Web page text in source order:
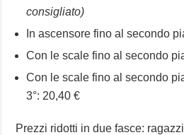
consigliato)
In ascensore fino al secondo
Con le scale fino al secondo
Con le scale fino al secondo
3°: 20,40 €
Prezzi ridotti in due fasce: